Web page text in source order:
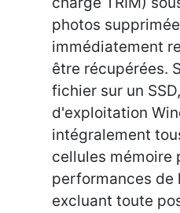
photos
immédiatement
être récupérées.
fichier sur un
d'exploitation
intégralement
cellules mémoire
performances de
excluant toute